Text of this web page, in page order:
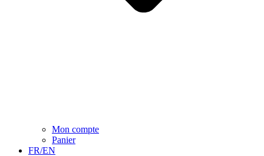
Mon compte
Panier
FR/EN